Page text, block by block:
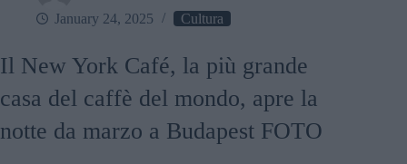
January 24, 2025
Cultura
Il New York Café, la più grande
casa del caffè del mondo, apre la
notte da marzo a Budapest FOTO